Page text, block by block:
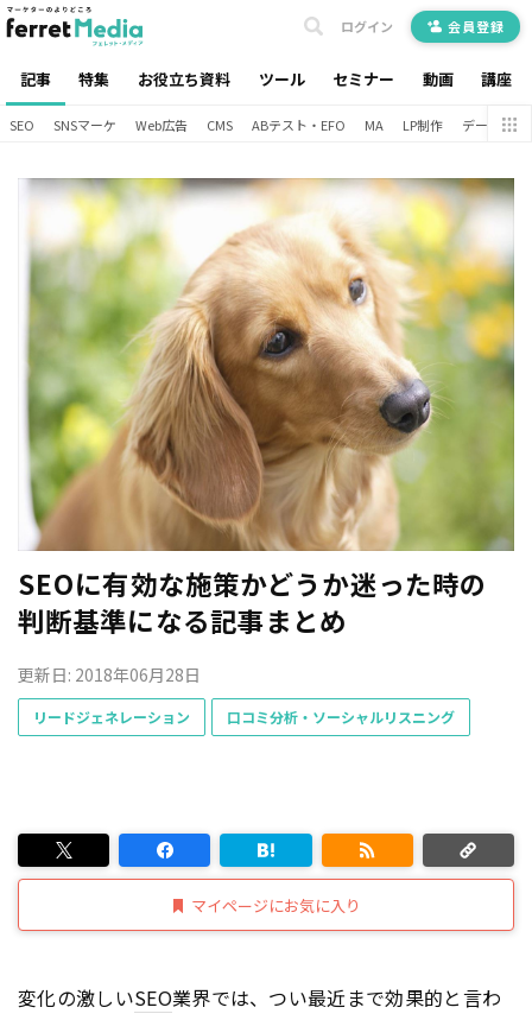
記事 特集 お役立ち資料 ツール セミナー 動画 講座
ログイン 会員登録
SEO SNSマーケ Web広告 CMS ABテスト・EFO MA LP制作 データ分析
SEOに有効な施策かどうか迷った時の
判断基準になる記事まとめ
更新日: 2018年06月28日
リードジェネレーション 口コミ分析・ソーシャルリスニング
マイページにお気に入り
変化の激しいSEO業界では、つい最近まで効果的と言わ